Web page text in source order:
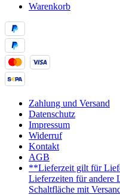
Warenkorb
Zahlung und Versand
Datenschutz
Impressum
Widerruf
Kontakt
AGB
**Lieferzeit gilt für
Lieferzeiten für andere
Schaltfläche mit